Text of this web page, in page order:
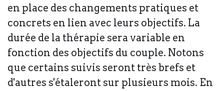
en place des changements pratiques et
concrets en lien avec leurs objectifs. La
durée de la thérapie sera variable en
fonction des objectifs du couple. Notons
que certains suivis seront très brefs et
d'autres s'étaleront sur plusieurs mois. En